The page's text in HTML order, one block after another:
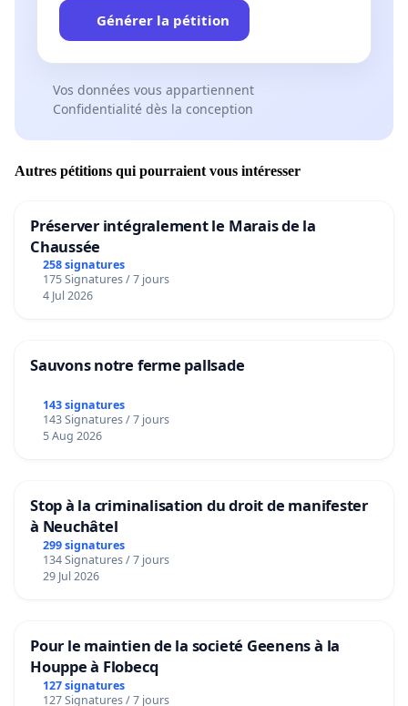
Générer la pétition
Vos données vous appartiennent
Confidentialité dès la conception
Autres pétitions qui pourraient vous intéresser
Préserver intégralement le Marais de la
Chaussée
258 signatures
175 Signatures / 7 jours
4 Jul 2026
Sauvons notre ferme pallsade
143 signatures
143 Signatures / 7 jours
5 Aug 2026
Stop à la criminalisation du droit de manifester
à Neuchâtel
299 signatures
134 Signatures / 7 jours
29 Jul 2026
Pour le maintien de la societé Geenens à la
Houppe à Flobecq
127 signatures
127 Signatures / 7 jours